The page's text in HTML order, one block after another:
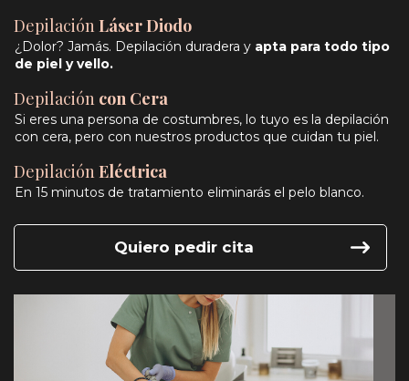
DepilaciónLáser Diodo
¿Dolor? Jamás. Depilación duradera y apta para todo tipo
de piel y vello.
Depilación con Cera
Si eres una persona de costumbres, lo tuyo es la depilación
con cera, pero con nuestros productos que cuidan tu piel.
DepilaciónEléctrica
En 15 minutos de tratamiento eliminarás el pelo blanco.
Quiero pedir cita